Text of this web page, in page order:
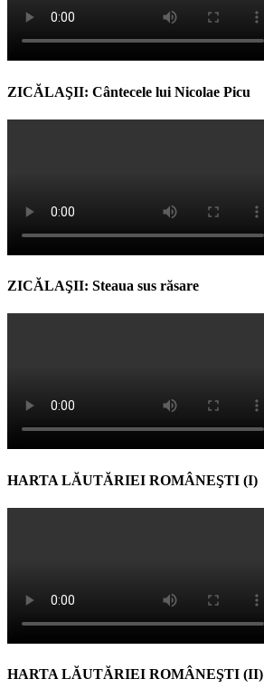
ZICĂLAŞII: Cântecele lui Nicolae Picu
ZICĂLAŞII: Steaua sus răsare
HARTA LĂUTĂRIEI ROMÂNEŞTI (I)
HARTA LĂUTĂRIEI ROMÂNEŞTI (II)